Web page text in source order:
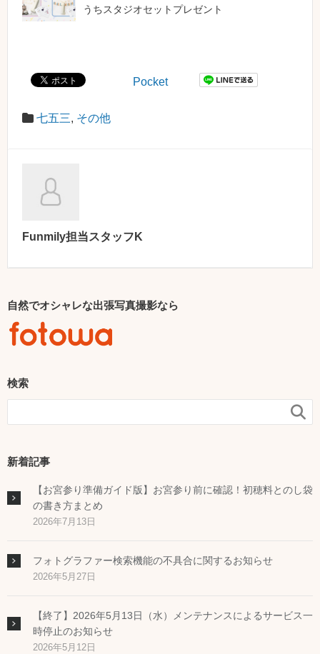
うちスタジオセットプレゼント
Pocket
七五三, その他
Funmily担当スタッフK
自然でオシャレな出張写真撮影なら
検索

新着記事
【お宮参り準備ガイド版】お宮参り前に確認！初穂料とのし袋
の書き方まとめ
2026年7月13日
フォトグラファー検索機能の不具合に関するお知らせ
2026年5月27日
【終了】2026年5月13日（水）メンテナンスによるサービス一
時停止のお知らせ
2026年5月12日